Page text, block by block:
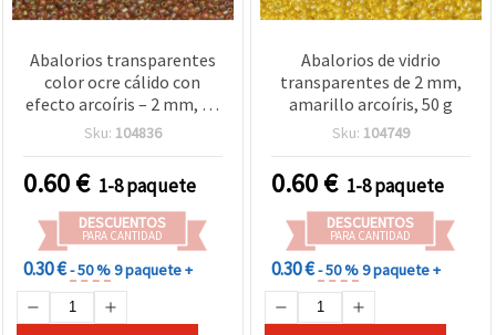
Abalorios transparentes
color ocre cálido con
efecto arcoíris – 2 mm, 50
g, ideales para bisutería
otoñales y creaciones DIY
únicas
Sku: 104836
0.60€ 1-8 paquete
DESCUENTOS
PARA CANTIDAD
0.30 €- 50 %9 paquete +
Abalorios de vidrio
transparentes de 2 mm,
amarillo arcoíris, 50 g
Sku: 104749
0.60€ 1-8 paquete
DESCUENTOS
PARA CANTIDAD
0.30 €- 50 %9 paquete +